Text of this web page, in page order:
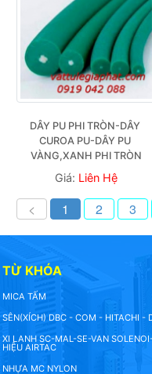
DÂY PU PHI TRÒN-DÂY
CUROA PU-DÂY PU
VÀNG,XANH PHI TRÒN
Giá: Liên Hệ
< 1 2 3
TỪ KHÓA
MICA TẤM
SÊN(XÍCH) DBC - COM - HITACHI -
XI LANH SC-MAL-SE-VAN
HIỆU AIRTAC
NHỰA MC NYLON